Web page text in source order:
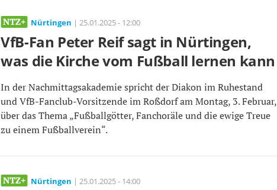
Nürtingen | 25.01.2025 - 12:00
VfB-Fan Peter Reif sagt in Nürtingen,
was die Kirche vom Fußball lernen kann
In der Nachmittagsakademie spricht der Diakon im Ruhestand
und VfB-Fanclub-Vorsitzende im Roßdorf am Montag, 3. Februar,
über das Thema „Fußballgötter, Fanchoräle und die ewige Treue
zu einem Fußballverein“.
Nürtingen | 25.01.2025 - 14:00